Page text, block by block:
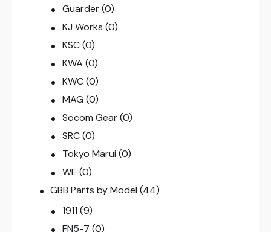
Guarder (0)
KJ Works (0)
KSC (0)
KWA (0)
KWC (0)
MAG (0)
Socom Gear (0)
SRC (0)
Tokyo Marui (0)
WE (0)
GBB Parts by Model (44)
1911 (9)
FN5-7 (0)